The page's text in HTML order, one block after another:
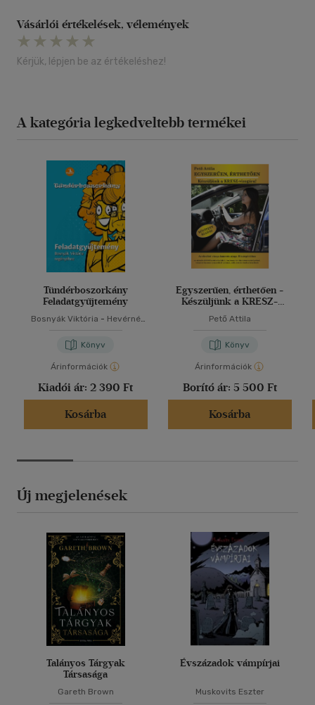
Vásárlói értékelések, vélemények
Kérjük, lépjen be az értékeléshez!
A kategória legkedveltebb termékei
Tündérboszorkány
Feladatgyűjtemény
Bosnyák Viktória - Hevérné
Könyv
Árinformációk
Kiadói ár: 2 390 Ft
Kosárba
Egyszerűen, érthetően -
Készüljünk a KRESZ-
vizsgára!
Pető Attila
Könyv
Árinformációk
Borító ár: 5 500 Ft
Kosárba
Új megjelenések
Talányos Tárgyak
Társasága
Gareth Brown
Évszázadok vámpírjai
Muskovits Eszter